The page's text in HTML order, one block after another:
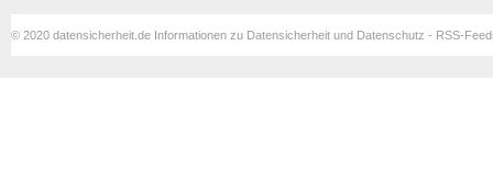
© 2020 datensicherheit.de Informationen zu Datensicherheit und Datenschutz - RSS-